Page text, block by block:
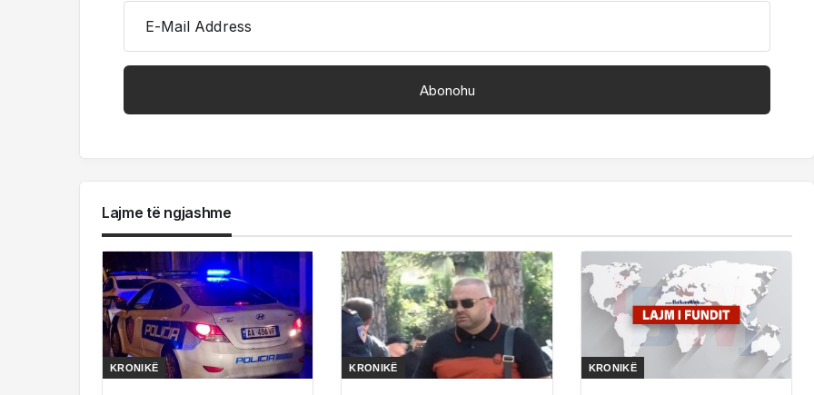
E-Mail Address
Lajme të ngjashme
KRONIKË KRONIKË KRONIKË